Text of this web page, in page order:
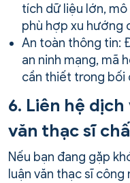
tích dữ liệu lớn, mô
phù hợp xu hướng
An toàn thông tin:
an ninh mạng, mã
cần thiết trong bối
6. Liên hệ
văn thạc sĩ
Nếu bạn đang gặp
luận văn thạc sĩ